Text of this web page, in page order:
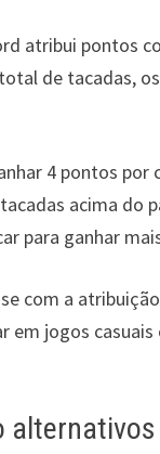
atribui pontos
de tacadas,
4 pontos
acima do
para ganhar
com a
jogos
alternativos